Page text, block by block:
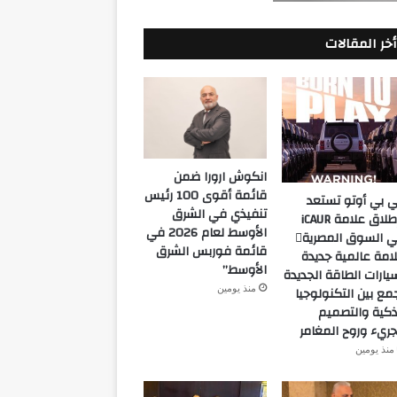
أخر المقالات
بي أوتو تستعد
لإطلاق علامة iCAUR
في السوق المصرية
عالمية جديدة
الطاقة الجديدة
بين التكنولوجيا
والتصميم
وروح المغامر
منذ يومين
انكوش ارورا ضمن
قائمة أقوى 100 رئيس
تنفيذي في الشرق
الأوسط لعام 2026 في
قائمة فوربس الشرق
الأوسط”
منذ يومين